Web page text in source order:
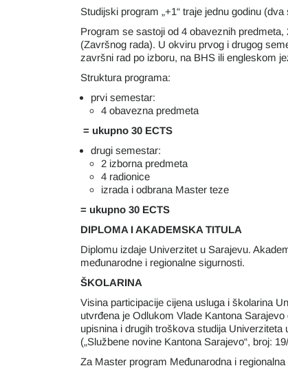
Studijski program „+1“ traje jednu godinu
Program se sastoji od 4 obaveznih
(Završnog rada). U okviru prvog i drugog
završni rad po izboru, na BHS ili engleskom
Struktura programa:
prvi semestar:
4 obavezna predmeta
= ukupno 30 ECTS
drugi semestar:
2 izborna predmeta
4 radionice
izrada i odbrana Master teze
= ukupno 30 ECTS
DIPLOMA I AKADEMSKA TITULA
Diplomu izdaje Univerzitet u Sarajevu.
međunarodne i regionalne sigurnosti.
ŠKOLARINA
Visina participacije cijena usluga i školarina
utvrđena je Odlukom Vlade Kantona
upisnina i drugih troškova studija
(„Službene novine Kantona Sarajevo“, broj:
Za Master program Međunarodna i